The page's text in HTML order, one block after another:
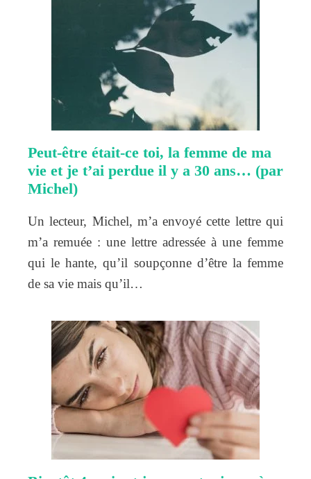
Peut-être était-ce toi, la femme de ma
vie et je t’ai perdue il y a 30 ans… (par
Michel)
Un lecteur, Michel, m’a envoyé cette lettre qui
m’a remuée : une lettre adressée à une femme
qui le hante, qu’il soupçonne d’être la femme
de sa vie mais qu’il…